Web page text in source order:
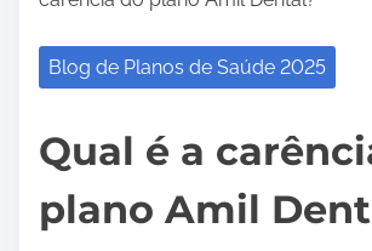
Blog de Planos de Saúde 2025
Qual é a
plano Amil